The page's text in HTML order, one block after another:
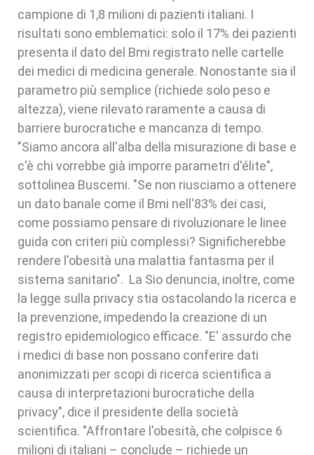
campione di 1,8 milioni di pazienti italiani. I
risultati sono emblematici: solo il 17% dei pazienti
presenta il dato del Bmi registrato nelle cartelle
dei medici di medicina generale. Nonostante sia il
parametro più semplice (richiede solo peso e
altezza), viene rilevato raramente a causa di
barriere burocratiche e mancanza di tempo.
"Siamo ancora all'alba della misurazione di base e
c'è chi vorrebbe già imporre parametri d'élite",
sottolinea Buscemi. "Se non riusciamo a ottenere
un dato banale come il Bmi nell'83% dei casi,
come possiamo pensare di rivoluzionare le linee
guida con criteri più complessi? Significherebbe
rendere l'obesità una malattia fantasma per il
sistema sanitario". La Sio denuncia, inoltre, come
la legge sulla privacy stia ostacolando la ricerca e
la prevenzione, impedendo la creazione di un
registro epidemiologico efficace. "E' assurdo che
i medici di base non possano conferire dati
anonimizzati per scopi di ricerca scientifica a
causa di interpretazioni burocratiche della
privacy", dice il presidente della società
scientifica. "Affrontare l'obesità, che colpisce 6
milioni di italiani – conclude – richiede un